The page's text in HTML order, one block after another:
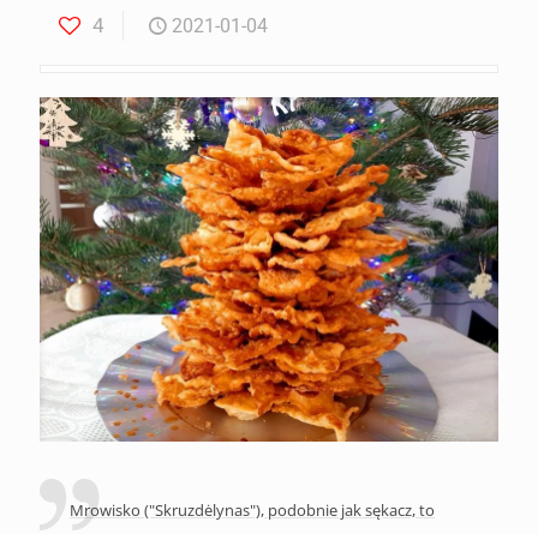
4 2021-01-04
Mrowisko ("Skruzdėlynas"), podobnie jak sękacz, to